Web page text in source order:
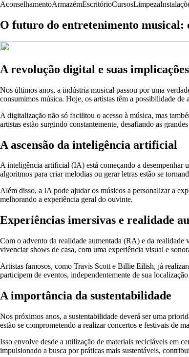
AconselhamentoArmazémEscritórioCursosLimpeza
O futuro do entretenimento musical:
A revolução digital e suas implicações
Nos últimos anos, a indústria musical passou por uma
consumimos música. Hoje, os artistas têm a possibilidade
A digitalização não só facilitou o acesso à música, mas
artistas estão surgindo constantemente, desafiando as
A ascensão da inteligência artificial
A inteligência artificial (IA) está começando a desempenhar
algoritmos para criar melodias ou gerar letras estão se
Além disso, a IA pode ajudar os músicos a personalizar a
melhorando a experiência geral do ouvinte.
Experiências imersivas e realidade
Com o advento da realidade aumentada (RA) e da
vivenciar shows de casa, com uma experiência visual e
Artistas famosos, como Travis Scott e Billie Eilish, já
participem de eventos, independentemente de sua
A importância da sustentabilidade
Nos próximos anos, a sustentabilidade deverá ser uma
estão se comprometendo a realizar concertos e festivais de
Isso envolve desde a utilização de materiais recicláveis em
impulsionado a busca por práticas mais sustentáveis,